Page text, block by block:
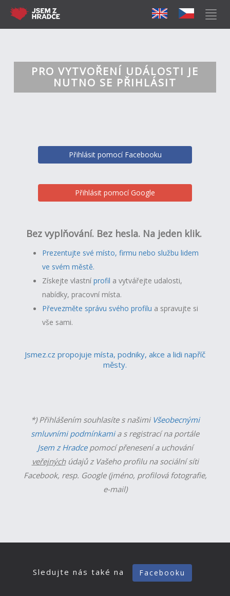
PRO VYTVOŘENÍ UDÁLOSTI JE
NUTNO SE PŘIHLÁSIT
Přihlásit pomocí Facebooku
Přihlásit pomocí Google
Bez vyplňování. Bez hesla. Na jeden klik.
Prezentujte své místo, firmu nebo službu lidem
ve svém městě.
Získejte vlastníprofil a vytvářejte udalosti,
nabídky, pracovní místa.
Převezměte správu svého profilu a spravujte si
vše sami.
Jsmez.cz propojuje místa, podniky, akce a lidi napříč
městy.
*) Přihlášením souhlasíte s našimi Všeobecnými
smluvními podmínkamia s registrací na portále
Jsem z Hradcepomocí přenesení a uchování
veřejnýchúdajů z Vašeho profilu na sociální síti
Facebook, resp. Google (jméno, profilová fotografie,
e-mail)
Sledujte nás také na Facebooku